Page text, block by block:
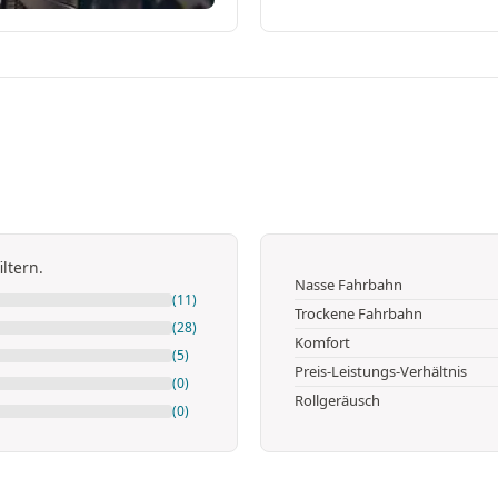
(11)
(28)
(5)
(0)
(0)
Nasse Fahrbahn
Trockene Fahrbahn
Komfort
Preis-Leistungs-Verhältnis
Rollgeräusch